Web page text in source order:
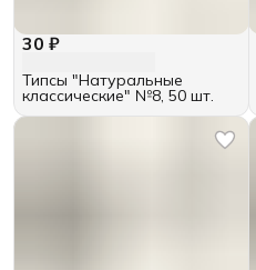
30 ₽
Типсы "Натуральные
классические" №8, 50 шт.